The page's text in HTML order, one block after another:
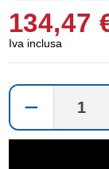
134,47
Iva inclusa
−